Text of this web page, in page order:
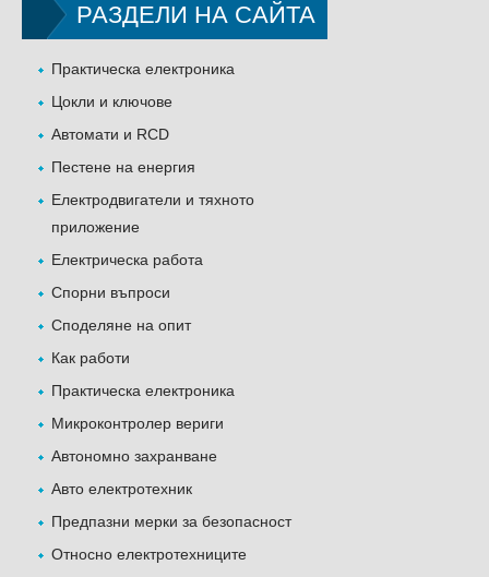
РАЗДЕЛИ НА САЙТА
Практическа електроника
Цокли и ключове
Автомати и RCD
Пестене на енергия
Електродвигатели и тяхното
приложение
Електрическа работа
Спорни въпроси
Споделяне на опит
Как работи
Практическа електроника
Микроконтролер вериги
Автономно захранване
Авто електротехник
Предпазни мерки за безопасност
Относно електротехниците